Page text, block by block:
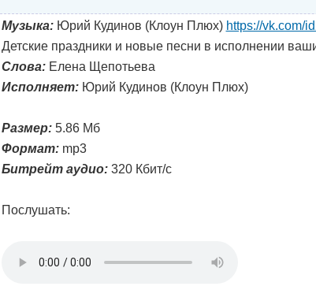
Музыка:Юрий Кудинов (Клоун Плюх) https://vk.com/
Детские праздники и новые песни в исполнении
Слова:Елена Щепотьева
Исполняет:Юрий Кудинов (Клоун Плюх)
Размер:5.86 Мб
Формат:mp3
Битрейт аудио:320 Кбит/с
Послушать: